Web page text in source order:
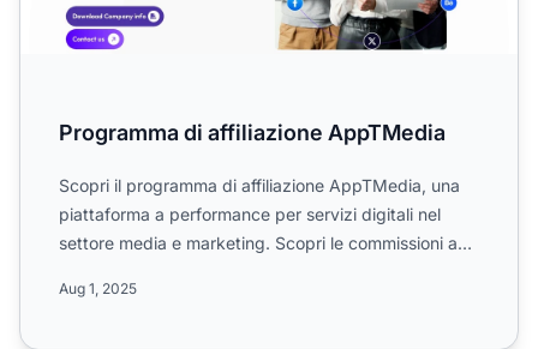
Programma di affiliazione AppTMedia
Scopri il programma di affiliazione AppTMedia, una
piattaforma a performance per servizi digitali nel
settore media e marketing. Scopri le commissioni a
Aug 1, 2025